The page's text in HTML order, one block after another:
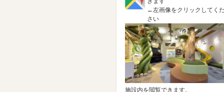
←左画像をクリックしてく
さい
施設内を閲覧できます。